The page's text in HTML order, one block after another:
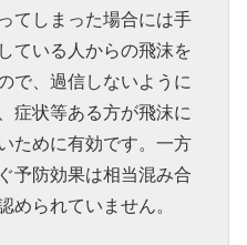
てしまった場合には手
ている人からの飛沫を
で、過信しないように
症状等ある方が飛沫に
ために有効です。一方
予防効果は相当混み合
められていません。